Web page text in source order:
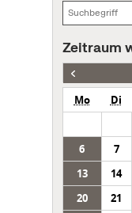
Zeitraum
Mo Di
6
7
13
14
20
21